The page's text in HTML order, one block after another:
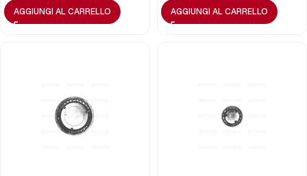
AGGIUNGI AL CARRELLO AGGIUNGI AL CARRELLO